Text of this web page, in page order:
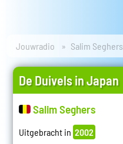
Jouwradio Salim Seghers
De Duivels in Japan
Salim Seghers
Uitgebracht in 2002